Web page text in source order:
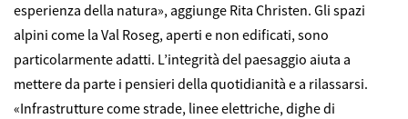
esperienza della natura», aggiunge Rita Christen. Gli spazi
alpini come la Val Roseg, aperti e non edificati, sono
particolarmente adatti. L’integrità del paesaggio aiuta a
mettere da parte i pensieri della quotidianità e a rilassarsi.
«Infrastrutture come strade, linee elettriche, dighe di